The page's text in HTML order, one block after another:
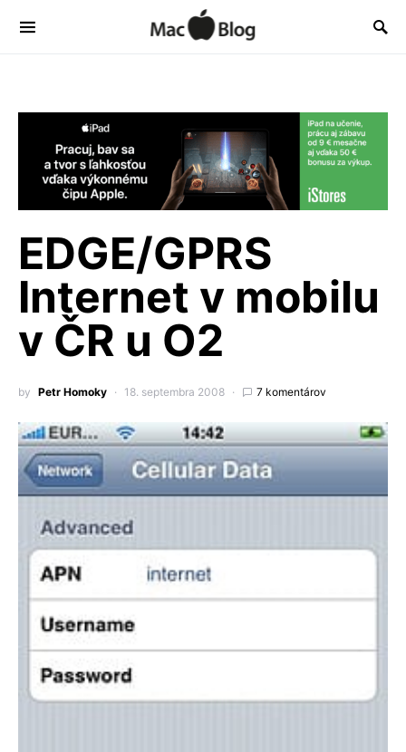
EDGE/GPRS
Internet v mobilu
v ČR u O2
by Petr Homoky 18. septembra 2008 7 komentárov